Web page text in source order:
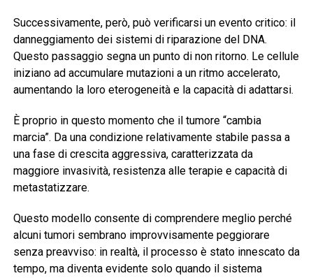
Successivamente, però, può verificarsi un evento critico: il
danneggiamento dei sistemi di riparazione del DNA.
Questo passaggio segna un punto di non ritorno. Le cellule
iniziano ad accumulare mutazioni a un ritmo accelerato,
aumentando la loro eterogeneità e la capacità di adattarsi.
È proprio in questo momento che il tumore “cambia
marcia”. Da una condizione relativamente stabile passa a
una fase di crescita aggressiva, caratterizzata da
maggiore invasività, resistenza alle terapie e capacità di
metastatizzare.
Questo modello consente di comprendere meglio perché
alcuni tumori sembrano improvvisamente peggiorare
senza preavviso: in realtà, il processo è stato innescato da
tempo, ma diventa evidente solo quando il sistema